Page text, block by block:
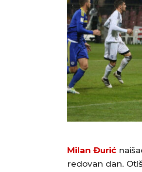
Milan Đurić
redovan dan.